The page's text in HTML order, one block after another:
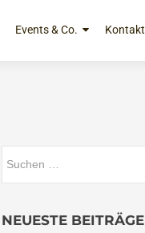
Events & Co. Kontakt
NEUESTE BEITRÄGE